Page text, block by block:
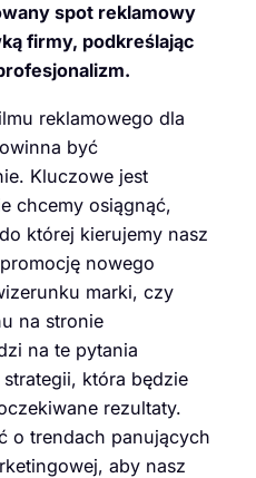
spot reklamowy
firmy, podkreślając
reklamowego dla
być
Kluczowe jest
chcemy osiągnąć,
której kierujemy nasz
nowego
marki, czy
na stronie
na te pytania
która będzie
rezultaty.
o trendach panujących
aby nasz